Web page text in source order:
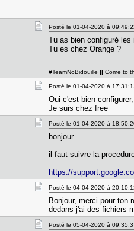
Posté le 01-04-2020 à
Tu as bien configuré
Tu es chez Orange ?
---------------
#TeamNoBidouille||Come to
Posté le 01-04-2020 à
Oui c'est bien
Je suis chez free
Posté le 01-04-2020 à
bonjour
il faut suivre la
https://
Posté le 04-04-2020 à
Bonjour, merci pour ton
dedans j'ai des fichiers
Posté le 05-04-2020 à